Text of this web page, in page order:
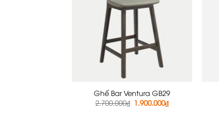
Ghế Bar Ventura GB29
2.700.000₫ Giá
gốc
1.900.000₫Giá
hiện